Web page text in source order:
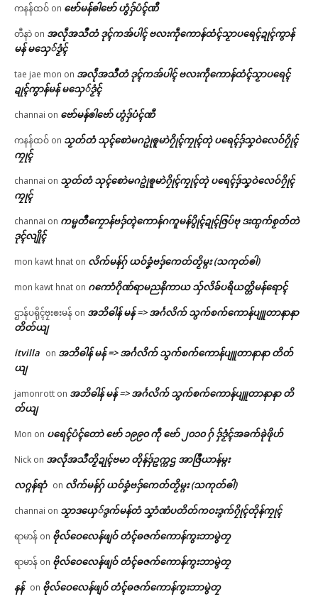
ကနန်ထဝ် on ဗော်မန်ၜါဗော် ဟွံဒှ်ပံၚ်ဏီ
တီနာဲ on အလဵုအသဳတံ ဒုၚ်ကအ်ပါၚ် ဗလးကဵုကောန်ထံၚ်သၟာပရေၚ်ဍုၚ်ကွာန်
မန် မသှေ်ဒၟံၚ်
tae jae mon on အလဵုအသဳတံ ဒုၚ်ကအ်ပါၚ် ဗလးကဵုကောန်ထံၚ်သၟာပရေၚ်
ဍုၚ်ကွာန်မန် မသှေ်ဒၟံၚ်
channai on ဗော်မန်ၜါဗော် ဟွံဒှ်ပံၚ်ဏီ
ကနန်ထဝ် on သၟတ်တံ သုၚ်စောဲမဂဥုဲၜူမာဲဂၠိုၚ်ကၠုၚ်တုဲ ပရေၚ်ဒှ်သၞဝဲလေဝ်ဂၠိုၚ်
ကၠုၚ်
channai on သၟတ်တံ သုၚ်စောဲမဂဥုဲၜူမာဲဂၠိုၚ်ကၠုၚ်တုဲ ပရေၚ်ဒှ်သၞဝဲလေဝ်ဂၠိုၚ်
ကၠုၚ်
channai on ကမ္မတဳကၠောန်ဗဒှ်တ္ၚဲကောန်ဂကူမန်ပွိုၚ်ဍုၚ်ဇြပ်ဗု ဒးထ္ပက်စၟတ်တဲ
ဒုၚ်လျိုၚ်
mon kawt hnat on လိက်မန်ဂှ် ယဝ်ခၞံဗဒှ်ကေတ်တၟိမ္ဂး (သကုတ်ၜါ)
mon kawt hnat on ဂကောံဂိုဏ်ရာမညနိကာယ သှ်လိခ်ပရိယတ္တိမန်ရောၚ်
ဌာန်ပရိုၚ်ဗၠးၜးမန် on အဘိဓါန် မန် => အၚ်္ဂလိက် သွက်စက်ကောန်ပျူတာနာနာ
တိတ်ယျ
itvilla on အဘိဓါန် မန် => အၚ်္ဂလိက် သွက်စက်ကောန်ပျူတာနာနာ တိတ်
ယျ
jamonrott on အဘိဓါန် မန် => အၚ်္ဂလိက် သွက်စက်ကောန်ပျူတာနာနာ တိ
တ်ယျ
Mon on ပရေၚ်ပံၚ်တောဲ ဗော် ၁၉၉၀ ကဵု ဗော် ၂၀၁၀ ဂှ် ဒှ်ဒၟံၚ်အခက်ခုဲဖိုဟ်
Nick on အလဵုအသဳတၟိဍုၚ်ဗမာ တိုန်ဒှ်ဥက္ကဌ အာဇြဳယာန်မ္ဂး
လဂ္ဂန်ရာံ on လိက်မန်ဂှ် ယဝ်ခၞံဗဒှ်ကေတ်တၟိမ္ဂး (သကုတ်ၜါ)
channai on သၟာဒယှေ်ဒွက်မန်တံ သၞာံဏံပတိတ်ကဝးဒွက်ဂၠိုၚ်တိုန်ကၠုၚ်
ရာမာန် on ဗိုလ်ဝေလေန်ဖျဝ် တံၚ်ဓဇက်ကောန်ကွးဘာမွဲတၠ
ရာမာန် on ဗိုလ်ဝေလေန်ဖျဝ် တံၚ်ဓဇက်ကောန်ကွးဘာမွဲတၠ
နန် on ဗိုလ်ဝေလေန်ဖျဝ် တံၚ်ဓဇက်ကောန်ကွးဘာမွဲတၠ